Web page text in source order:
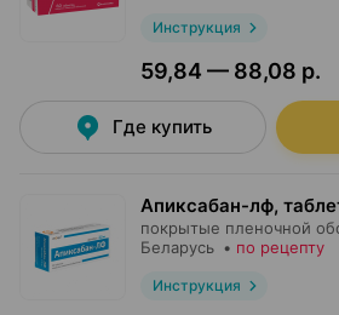
Инструкция
59,84 — 88,08 р.
Где купить
Апиксабан-лф,
покрытые пленочной
Беларусь • по рецепту
Инструкция